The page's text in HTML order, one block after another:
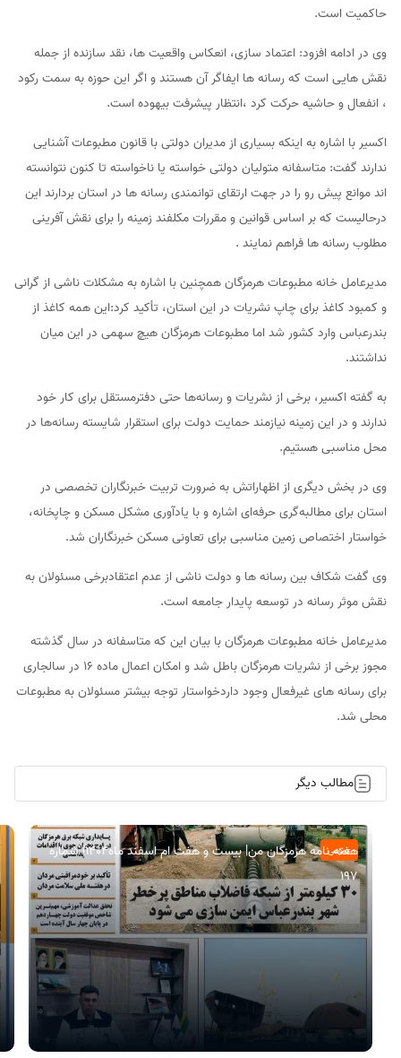
حاکمیت است.
وی در ادامه افزود: اعتماد سازی، انعکاس واقعیت ها، نقد سازنده از جمله
نقش هایی است که رسانه ها ایفاگر آن هستند و اگر این حوزه به سمت رکود
، انفعال و حاشیه حرکت کرد ،انتظار پیشرفت بیهوده است.
اکسیر با اشاره به اینکه بسیاری از مدیران دولتی با قانون مطبوعات آشنایی
ندارند گفت: متاسفانه متولیان دولتی خواسته یا ناخواسته تا کنون نتوانسته
اند موانع پیش رو را در جهت ارتقای توانمندی رسانه ها در استان بردارند این
درحالیست که بر اساس قوانین و مقررات مکلفند زمینه را برای نقش آفرینی
مطلوب رسانه ها فراهم نمایند .
مدیرعامل خانه مطبوعات هرمزگان همچنین با اشاره به مشکلات ناشی از گرانی
و کمبود کاغذ برای چاپ نشریات در این استان، تأکید کرد:این همه کاغذ از
بندرعباس وارد کشور شد اما مطبوعات هرمزگان هیچ سهمی در این میان
نداشتند.
به گفته اکسیر، برخی از نشریات و رسانه‌ها حتی دفترمستقل برای کار خود
ندارند و در این زمینه نیازمند حمایت دولت برای استقرار شایسته رسانه‌ها در
محل مناسبی هستیم.
وی در بخش دیگری از اظهاراتش به ضرورت تربیت خبرنگاران تخصصی در
استان برای مطالبه‌گری حرفه‌ای اشاره و با یادآوری مشکل مسکن و چاپخانه،
خواستار اختصاص زمین مناسبی برای تعاونی مسکن خبرنگاران شد.
وی گفت شکاف بین رسانه ها و دولت ناشی از عدم اعتقادبرخی مسئولان به
نقش موثر رسانه در توسعه پایدار جامعه است.
مدیرعامل خانه مطبوعات هرمزگان با بیان این که متاسفانه در سال گذشته
مجوز برخی از نشریات هرمزگان باطل شد و امکان اعمال ماده 16 در سالجاری
برای رسانه های غیرفعال وجود داردخواستار توجه بیشتر مسئولان به مطبوعات
محلی شد.
مطالب دیگر
عمومی
هفته نامه هرمزگان من| بیست و هفت ام اسفند ماه۱۴۰۴| شماره
197